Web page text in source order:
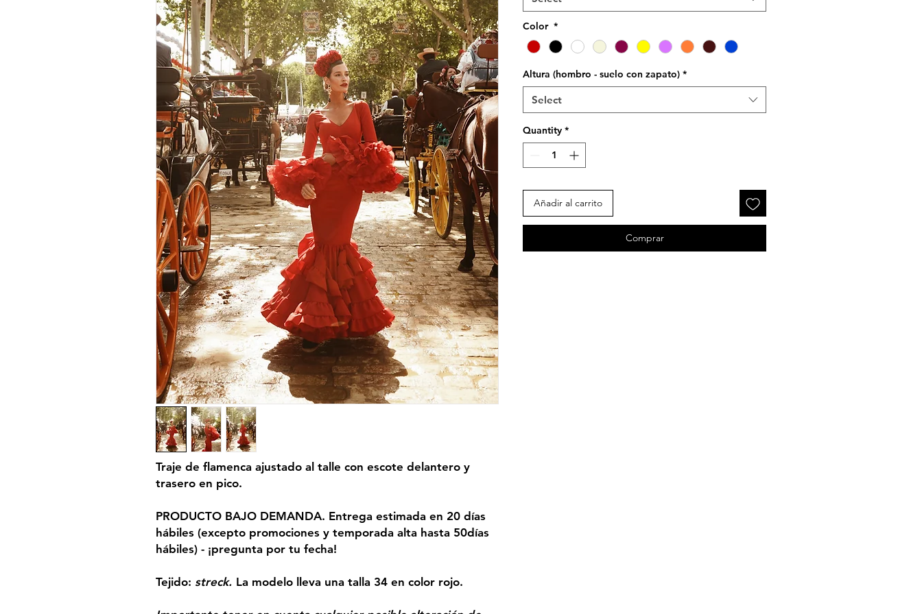
Traje de flamenca ajustado al talle con escote delantero y
trasero en pico.
PRODUCTO BAJO DEMANDA. Entrega estimada en 20 días
hábiles (excepto promociones y temporada alta hasta 50días
hábiles) - ¡pregunta por tu fecha!
Tejido: streck. La modelo lleva una talla 34 en color rojo.
Color *
Altura (hombro - suelo con zapato) *
Select
Quantity *
Añadir al carrito
Comprar